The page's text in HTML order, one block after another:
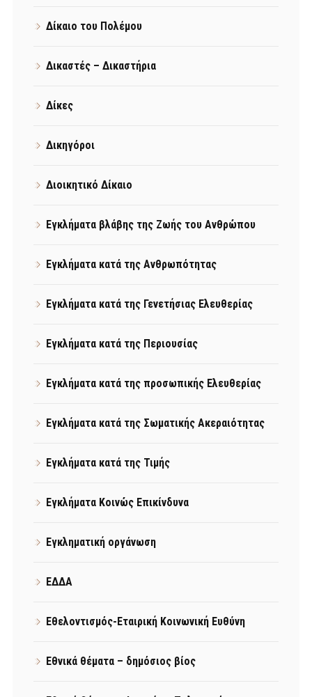
Δίκαιο του Πολέμου
Δικαστές – Δικαστήρια
Δίκες
Δικηγόροι
Διοικητικό Δίκαιο
Εγκλήματα βλάβης της Ζωής του Ανθρώπου
Εγκλήματα κατά της Ανθρωπότητας
Εγκλήματα κατά της Γενετήσιας Ελευθερίας
Εγκλήματα κατά της Περιουσίας
Εγκλήματα κατά της προσωπικής Ελευθερίας
Εγκλήματα κατά της Σωματικής Ακεραιότητας
Εγκλήματα κατά της Τιμής
Εγκλήματα Κοινώς Επικίνδυνα
Εγκληματική οργάνωση
ΕΔΔΑ
Εθελοντισμός-Εταιρική Κοινωνική Ευθύνη
Εθνικά θέματα – δημόσιος βίος